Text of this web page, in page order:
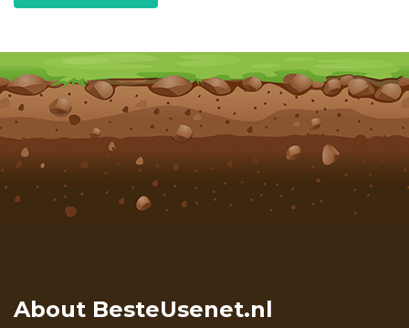
About BesteUsenet.nl